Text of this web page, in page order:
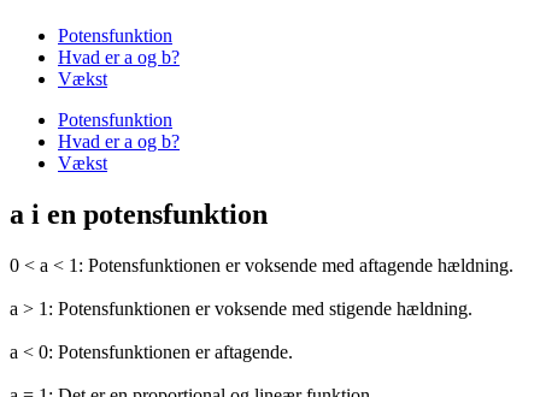
Potensfunktion
Hvad er a og b?
Vækst
Potensfunktion
Hvad er a og b?
Vækst
a i en potensfunktion
0 < a < 1: Potensfunktionen er voksende med aftagende hældning.
a > 1: Potensfunktionen er voksende med stigende hældning.
a < 0: Potensfunktionen er aftagende.